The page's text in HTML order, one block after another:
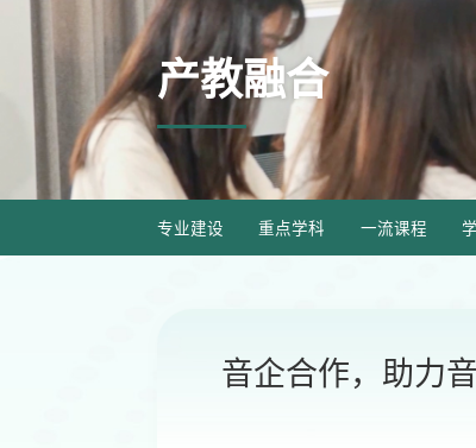
产教融合
专业建设 重点学科 一流课程
音企合作，助力